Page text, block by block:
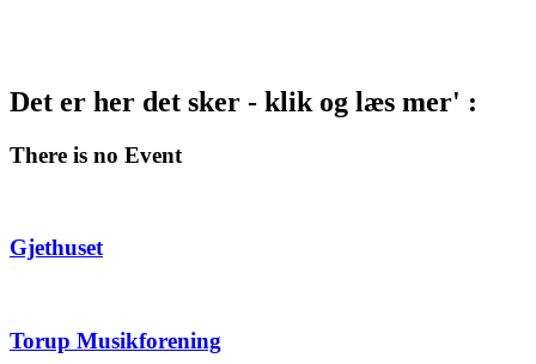
Det er her det sker - klik og læs mer' :
There is no Event
Gjethuset
Torup Musikforening